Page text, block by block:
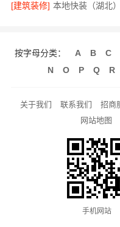
[建筑装修]
按字母分类： A B C
N
O P Q R
关于我们 联系我们 招商
网站地图
手机网站